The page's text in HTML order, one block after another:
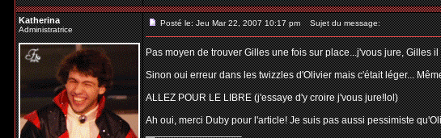
Katherina
Administratrice
Posté le: Jeu Mar 22, 2007 10:17 pm Sujet du message:
Pas moyen de trouver Gilles une fois sur place...j'vous jure, Gilles
Sinon oui erreur dans les twizzles d'Olivier mais c'était léger...
ALLEZ POUR LE LIBRE (j'essaye d'y croire j'vous jure!lol)
Ah oui, merci Duby pour l'article! Je suis pas aussi pessimiste
_________________